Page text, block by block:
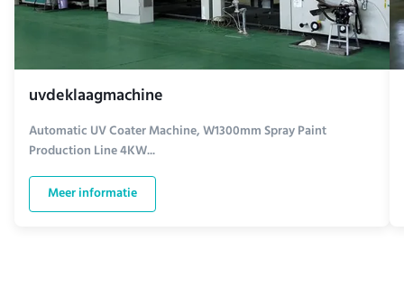
uvdeklaagmachine
Automatic UV Coater Machine, W1300mm Spray Paint
Production Line 4KW...
Meer informatie